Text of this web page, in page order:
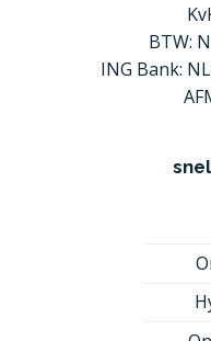
BTW:
ING Bank: